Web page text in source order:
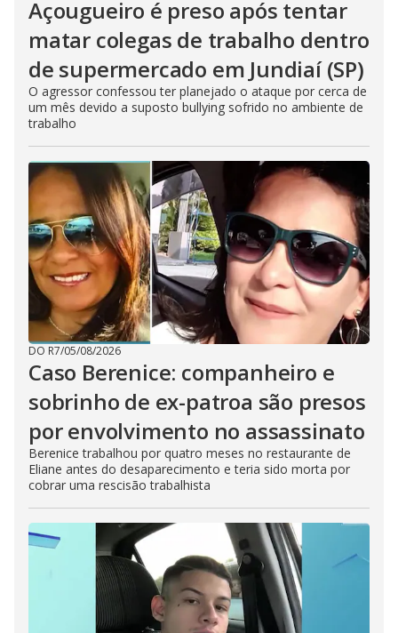
Açougueiro é preso após tentar
matar colegas de trabalho dentro
de supermercado em Jundiaí (SP)
O agressor confessou ter planejado o ataque por cerca de
um mês devido a suposto bullying sofrido no ambiente de
trabalho
DO R7/05/08/2026
Caso Berenice: companheiro e
sobrinho de ex-patroa são presos
por envolvimento no assassinato
Berenice trabalhou por quatro meses no restaurante de
Eliane antes do desaparecimento e teria sido morta por
cobrar uma rescisão trabalhista